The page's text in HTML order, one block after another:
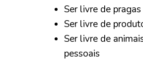
Ser livre de
Ser livre de
Ser livre de
pessoais